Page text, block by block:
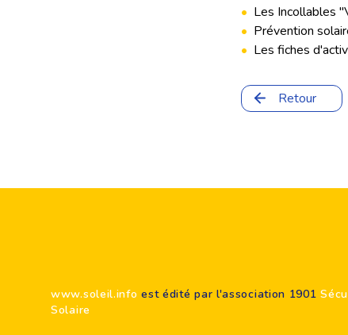
• Les Incollables
• Prévention
• Les fiches
Retour
www.soleil.info est édité par l'association 1901
Solaire